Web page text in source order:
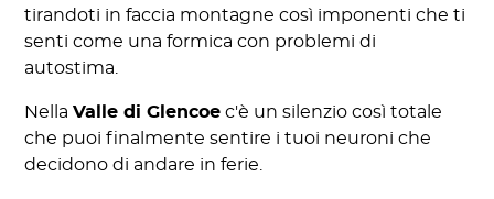
tirandoti in faccia montagne così imponenti che ti
senti come una formica con problemi di
autostima.
NellaValle di Glencoe c'è un silenzio così totale
che puoi finalmente sentire i tuoi neuroni che
decidono di andare in ferie.